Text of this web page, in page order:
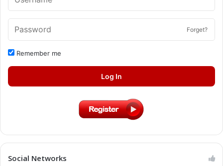
Forget?
Remember me
Log In
Social Networks